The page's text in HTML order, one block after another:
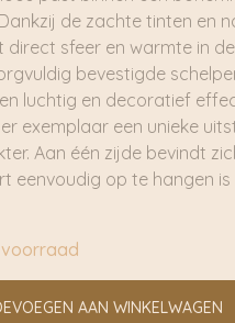
de zachte tinten en
sfeer en warmte in
bevestigde
luchtig en decoratief
exemplaar een unieke
Aan één zijde bevindt
eenvoudig op te hangen
AAN WINKELWAGEN